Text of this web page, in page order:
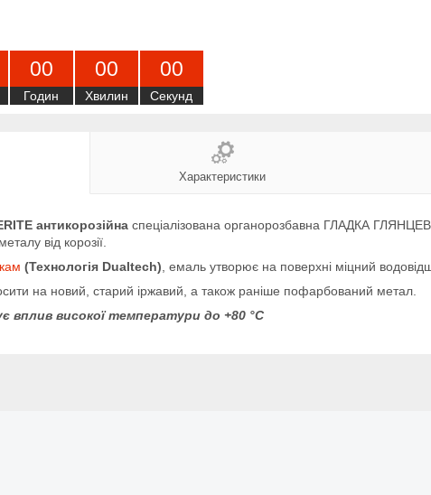
00
Годин
00
Хвилин
00
Секунд
Характеристики
антикорозійна спеціалізована органорозбавна ГЛАДКА
від корозії.
(Технологія Dualtech) , емаль утворює на поверхні міцний
на новий, старий іржавий, а також раніше пофарбований метал.
вплив високої температури до +80 °C